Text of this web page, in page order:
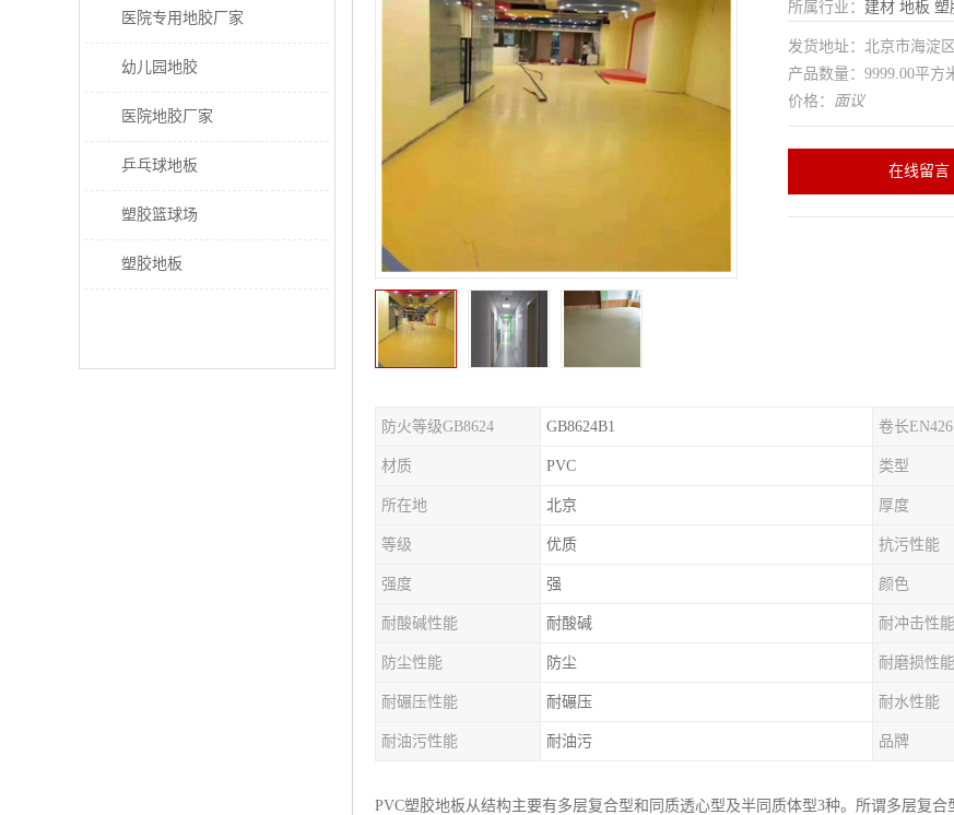
医院专用地胶厂家
幼儿园地胶
医院地胶厂家
乒乓球地板
塑胶篮球场
塑胶地板
所属行业： 建材 地板 塑
发货地址：北京市海淀
产品数量：9999.00平方
价格： 面议
在线留言
防火等级GB8624 GB8624B1 卷长EN426
材质 PVC 类型
所在地 北京 厚度
等级 优质 抗污性能
强度 强 颜色
耐酸碱性能 耐酸碱 耐冲击性能
防尘性能 防尘 耐磨损性能
耐碾压性能 耐碾压 耐水性能
耐油污性能 耐油污 品牌
PVC塑胶地板从结构主要有多层复合型和同质透心型及半同质体型3种。所谓多层复